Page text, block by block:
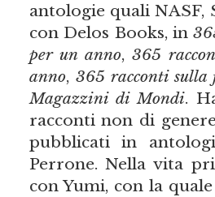
antologie quali NASF,
con Delos Books, in
per un anno,365
anno, 365 racconti sulla
Magazzini di Mondi.
racconti non di
pubblicati in
Perrone. Nella vita
con Yumi, con la